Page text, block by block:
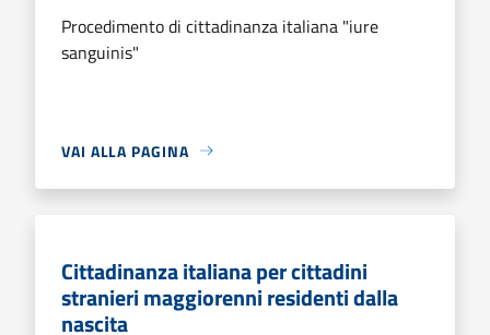
Procedimento di cittadinanza italiana "iure
sanguinis"
VAI ALLA PAGINA
Cittadinanza italiana per cittadini
stranieri maggiorenni residenti dalla
nascita